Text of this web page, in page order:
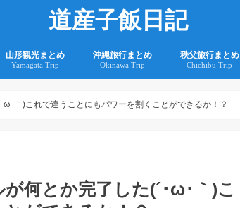
道産子飯日記
山形観光まとめ
Yamagata Trip
沖縄旅行まとめ
Okinawa Trip
秩父旅行まとめ
Chichibu Trip
･｀)これで違うことにもパワーを割くことができるか！？
何とか完了した(´･ω･｀)こ